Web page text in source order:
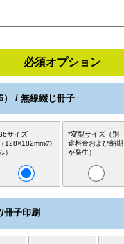
必須オプション
） / 無線綴じ冊子
サイズ
（128×182mmの
）
*変型サイズ（別
途料金および納期
が発生）
冊子印刷